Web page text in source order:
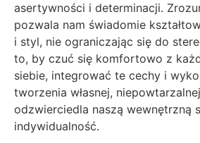
asertywności i determinacji.
pozwala nam świadomie
i styl, nie ograniczając się do
to, by czuć się komfortowo z
siebie, integrować te cechy i
tworzenia własnej,
odzwierciedla naszą wewnętrzną
indywidualność.